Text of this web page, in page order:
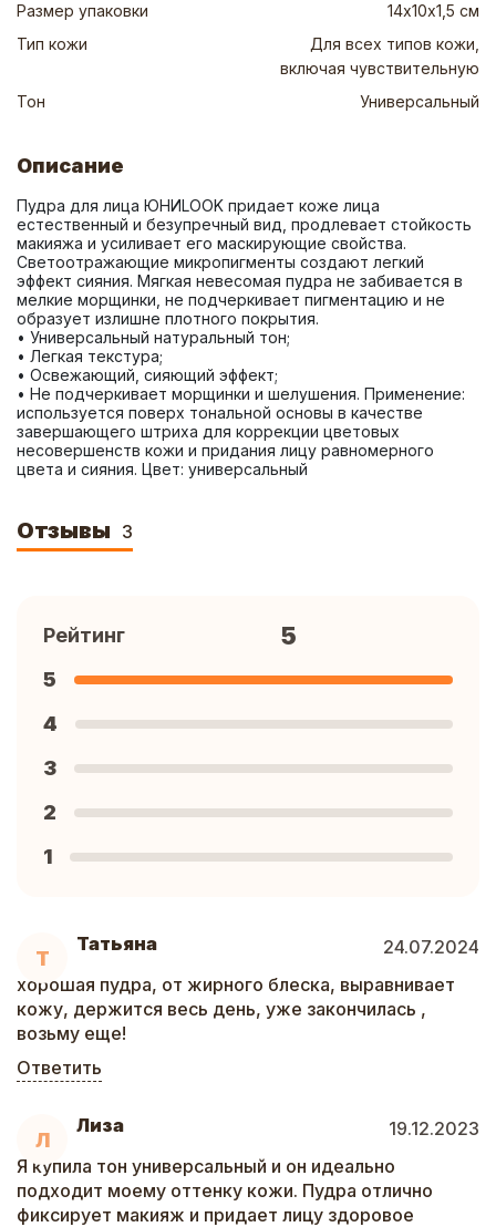
Размер упаковки
14х10х1,5 см
Тип кожи
Для всех типов кожи,
включая чувствительную
Тон
Универсальный
Описание
Пудра для лица ЮНИLOOK придает коже лица
естественный и безупречный вид, продлевает стойкость
макияжа и усиливает его маскирующие свойства.
Светоотражающие микропигменты создают легкий
эффект сияния. Мягкая невесомая пудра не забивается в
мелкие морщинки, не подчеркивает пигментацию и не
образует излишне плотного покрытия.
• Универсальный натуральный тон;
• Легкая текстура;
• Освежающий, сияющий эффект;
• Не подчеркивает морщинки и шелушения. Применение:
используется поверх тональной основы в качестве
завершающего штриха для коррекции цветовых
несовершенств кожи и придания лицу равномерного
цвета и сияния. Цвет: универсальный
Отзывы 3
Т
Татьяна
24.07.2024
хорошая пудра, от жирного блеска, выравнивает
кожу, держится весь день, уже закончилась ,
возьму еще!
Ответить
Л
Лиза
19.12.2023
Я купила тон универсальный и он идеально
подходит моему оттенку кожи. Пудра отлично
фиксирует макияж и придает лицу здоровое
Рейтинг 5
5
4
3
2
1